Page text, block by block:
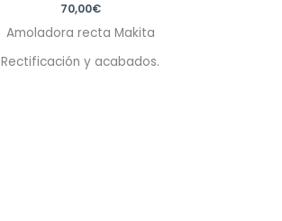
70,00€
Amoladora recta Makita
Rectificación y acabados.